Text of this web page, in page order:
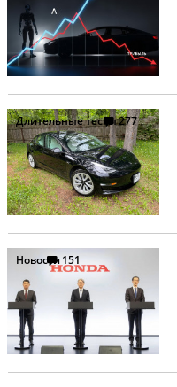
Длительные тесты277
Новости151